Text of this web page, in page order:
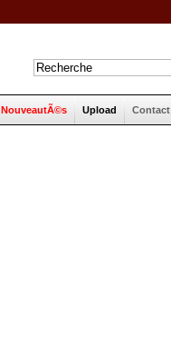
NouveautÃ©s Upload Contact